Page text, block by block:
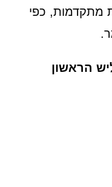
מתקדמות, כפי
הראשון